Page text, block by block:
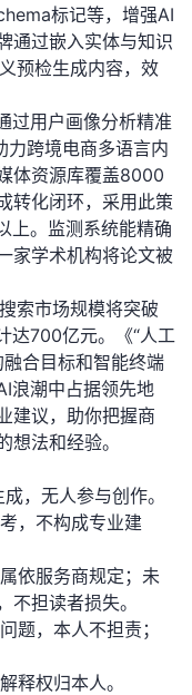
标记等，增强AI
通过嵌入实体与知识
预检生成内容，效
过用户画像分析精准
力跨境电商多语言内
体资源库覆盖8000
转化闭环，采用此策
上。监测系统能精确
家学术机构将论文被
索市场规模将突破
达700亿元。《“人工
合目标和智能终端
浪潮中占据领先地
建议，助你把握商
法和经验。
，无人参与创作。
，不构成专业建
依服务商规定；未
担读者损失。
题，本人不担责；
释权归本人。